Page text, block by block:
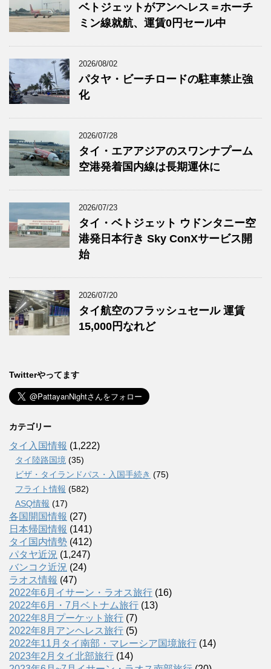
ベトジェットがアンヘレス＝ホーチ
ミン線就航、運賃0円セール中
2026/08/02
パタヤ・ビーチロードの駐車禁止強
化
2026/07/28
タイ・エアアジアのスワンナプーム
空港発着国内線は長期運休に
2026/07/23
タイ・ベトジェット ウドンタニー空
港発日本行き Sky ConXサービス開
始
2026/07/20
タイ航空のフラッシュセール 運賃
15,000円なれど
Twitterやってます
カテゴリー
タイ入国情報 (1,222)
タイ陸路国境 (35)
ビザ・タイランドパス・入国手続き (75)
フライト情報 (582)
ASQ情報 (17)
各国開国情報 (27)
日本帰国情報 (141)
タイ国内情勢 (412)
パタヤ近況 (1,247)
バンコク近況 (24)
ラオス情報 (47)
2022年6月イサーン・ラオス旅行 (16)
2022年6月・7月ベトナム旅行 (13)
2022年8月プーケット旅行 (7)
2022年8月アンヘレス旅行 (5)
2022年11月タイ南部・マレーシア国境旅行 (14)
2023年2月タイ北部旅行 (14)